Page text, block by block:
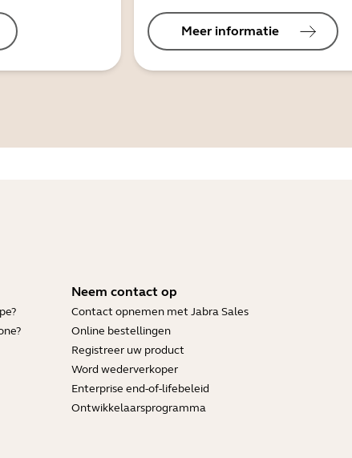
Meer informatie
Neem contact op
Contact opnemen met Jabra Sales
Online bestellingen
Registreer uw product
Word wederverkoper
Enterprise end-of-lifebeleid
Ontwikkelaarsprogramma